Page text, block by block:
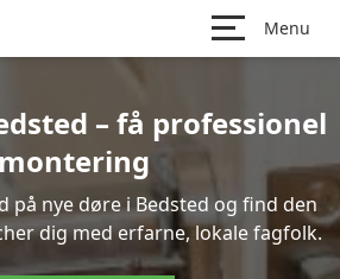
Menu
– få professionel
montering
på nye døre i Bedsted og find den
dig med erfarne, lokale fagfolk.